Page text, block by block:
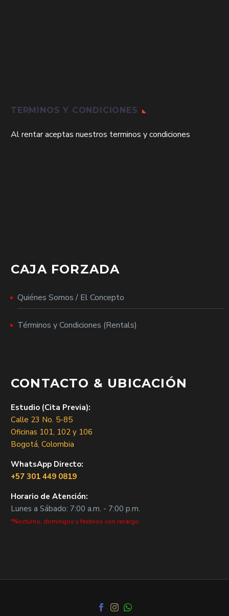
TERMINOS Y CONDICIONES
Al rentar aceptas nuestros terminos y condiciones
CAJA FORZADA
Quiénes Somos / El Concepto
Términos y Condiciones (Rentals)
CONTACTO & UBICACIÓN
Estudio (Cita Previa):
Calle 23 No. 5-85
Oficinas 101, 102 y 106
Bogotá, Colombia
WhatsApp Directo:
+57 301 449 0819
Horario de Atención:
Lunes a Sábado: 7:00 a.m. - 7:00 p.m.
*Nocturno, domingos y festivos con recargo.